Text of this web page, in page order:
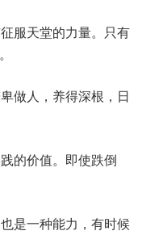
服天堂的力量。只有
做人，养得深根，日
的价值。即使跌倒
是一种能力，有时候